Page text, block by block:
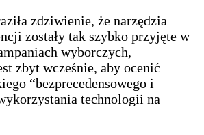
zdziwienie, że narzędzia
zostały tak szybko przyjęte w
wyborczych,
zbyt wcześnie, aby ocenić
“bezprecedensowego i
technologii na